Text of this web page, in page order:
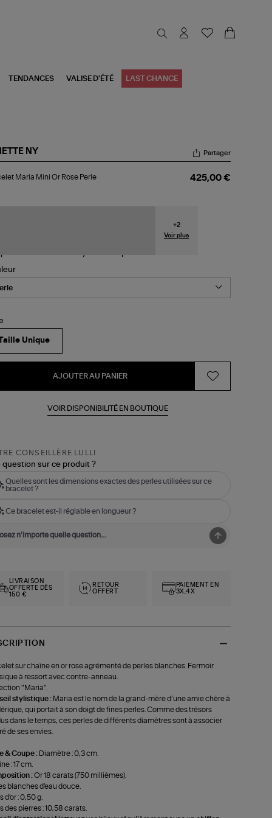
TENDANCES VALISE D'ÉTÉ LAST CHANCE
NY Partager
Maria Mini Or Rose Perle 425,00 €
+2
Voir plus
Unique
AJOUTER AU PANIER
VOIR DISPONIBILITÉ EN BOUTIQUE
CONSEILLÈRE LULLI
question sur ce produit ?
Quelles sont les dimensions exactes des perles utilisées sur ce
bracelet ?
Ce bracelet est-il réglable en longueur ?
LIVRAISON
OFFERTE DÈS
150 €
RETOUR
OFFERT
PAIEMENT EN
3X,4X
sur chaîne en or rose agrémenté de perles blanches. Fermoir
à ressort avec contre-anneau.
"Maria".
stylistique : Maria est le nom de la grand-mère d’une amie chère à
qui portait à son doigt de fines perles. Comme des trésors
dans le temps, ces perles de différents diamètres sont à associer
de ses envies.
& Coupe : Diamètre : 0,3 cm.
: 17 cm.
:Or 18 carats (750 millièmes).
blanches d'eau douce.
d'or : 0,50 g.
des pierres : 10,58 carats.